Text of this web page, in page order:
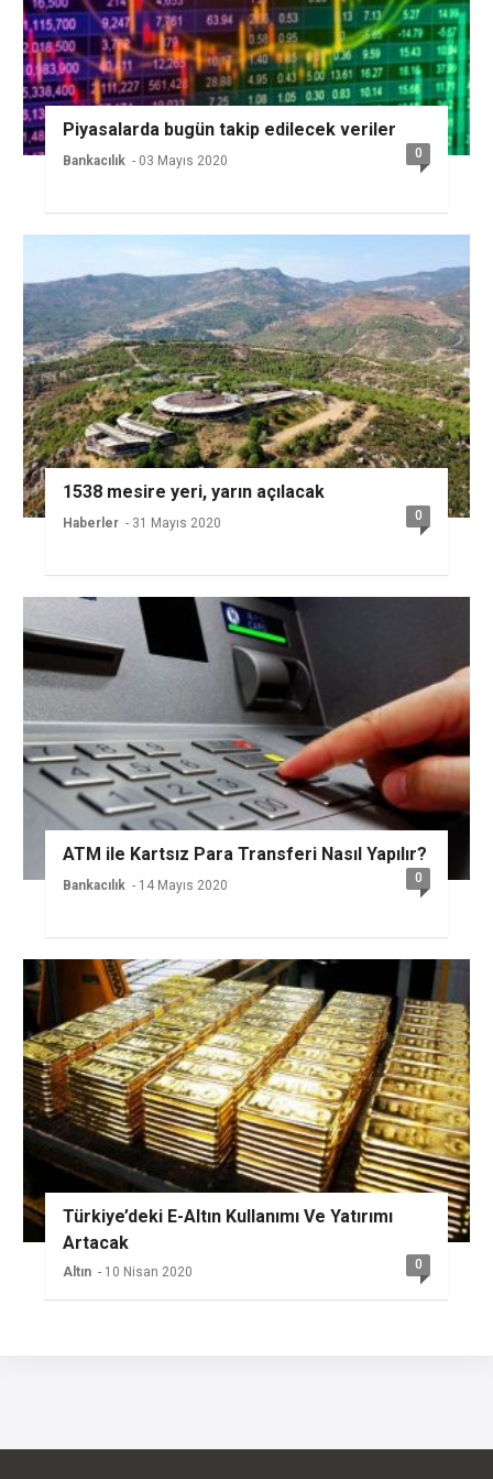
Piyasalarda bugün takip edilecek veriler
Bankacılık - 03 Mayıs 2020 0
1538 mesire yeri, yarın açılacak
Haberler - 31 Mayıs 2020 0
ATM ile Kartsız Para Transferi Nasıl Yapılır?
Bankacılık - 14 Mayıs 2020 0
Türkiye’deki E-Altın Kullanımı Ve Yatırımı
Artacak
Altın - 10 Nisan 2020 0